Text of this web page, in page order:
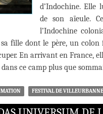
d’Indochine. Elle
de son aïeule.
l’Indochine
fille dont le père, un colon
En arrivant en France,
ce camp plus que
FESTIVAL DE VILLEURBANNE